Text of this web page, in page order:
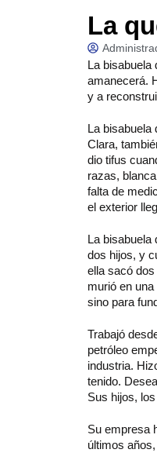
La
La bisabuela
amanecerá.
y a
La bisabuela
Clara,
dio tifus
razas,
falta de
el exterior
La bisabuela
dos hijos, y
ella sacó
murió en
sino para
Trabajó
petróleo
industria.
tenido.
Sus hijos,
Su empresa
últimos